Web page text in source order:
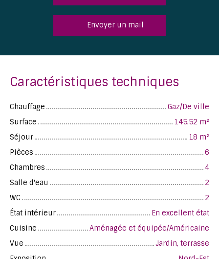
Envoyer un mail
Caractéristiques techniques
Chauffage
Gaz/De ville
Surface
145.52 m²
Séjour
18 m²
Pièces
6
Chambres
4
Salle d'eau
2
WC
2
État intérieur
En excellent état
Cuisine
Aménagée et équipée/Américaine
Vue
Jardin, terrasse